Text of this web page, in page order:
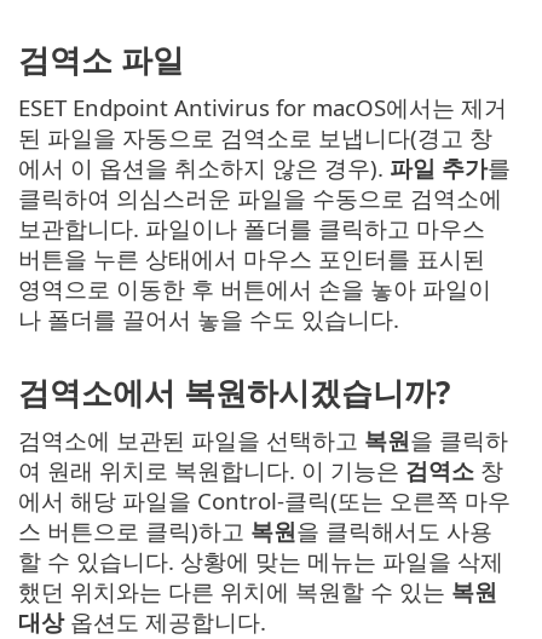
검역소 파일
ESET Endpoint Antivirus for macOS에서는 제거
된 파일을 자동으로 검역소로 보냅니다(경고 창
에서 이 옵션을 취소하지 않은 경우). 파일 추가를
클릭하여 의심스러운 파일을 수동으로 검역소에
보관합니다. 파일이나 폴더를 클릭하고 마우스
버튼을 누른 상태에서 마우스 포인터를 표시된
영역으로 이동한 후 버튼에서 손을 놓아 파일이
나 폴더를 끌어서 놓을 수도 있습니다.
검역소에서 복원하시겠습니까?
검역소에 보관된 파일을 선택하고 복원을 클릭하
여 원래 위치로 복원합니다. 이 기능은 검역소 창
에서 해당 파일을 Control-클릭(또는 오른쪽 마우
스 버튼으로 클릭)하고 복원을 클릭해서도 사용
할 수 있습니다. 상황에 맞는 메뉴는 파일을 삭제
했던 위치와는 다른 위치에 복원할 수 있는 복원
대상옵션도 제공합니다.